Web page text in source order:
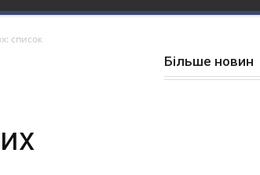
список
Більше новин